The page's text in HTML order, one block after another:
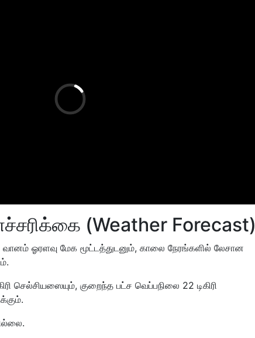
(Weather Forecast)
ஓரளவு மேக மூட்டத்துடனும், காலை நேரங்களில் லேசான
செல்சியஸையும், குறைந்த பட்ச வெப்பநிலை 22 டிகிரி